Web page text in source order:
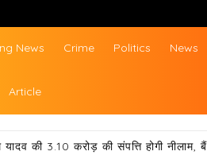
News Crime Politics News
Article
की 3.10 करोड़ की संपत्ति होगी नीलाम,